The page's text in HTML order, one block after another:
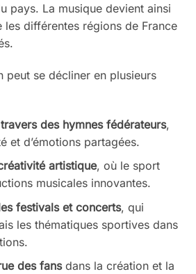
pays. La musique devient ainsi
les différentes régions de France
peut se décliner en plusieurs
des hymnes fédérateurs,
et d’émotions partagées.
artistique, où le sport
musicales innovantes.
festivals et concerts, qui
les thématiques sportives dans
des fansdans la création et la